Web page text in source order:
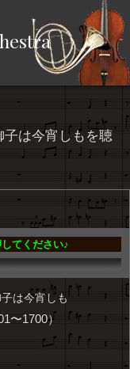
子は今宵しもを聴
てください♪
は今宵しも
〜1700）